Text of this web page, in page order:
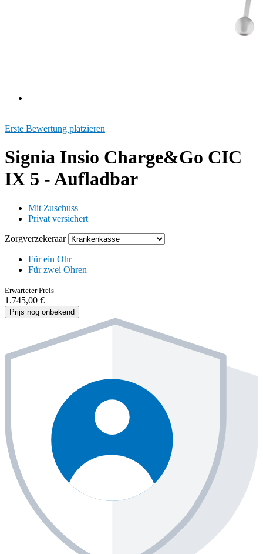
Erste Bewertung platzieren
Signia Insio Charge&Go CIC
IX 5 - Aufladbar
Mit Zuschuss
Privat versichert
Zorgverzekeraar
Für ein Ohr
Für zwei Ohren
Erwarteter Preis
1.745,00 €
Prijs nog onbekend